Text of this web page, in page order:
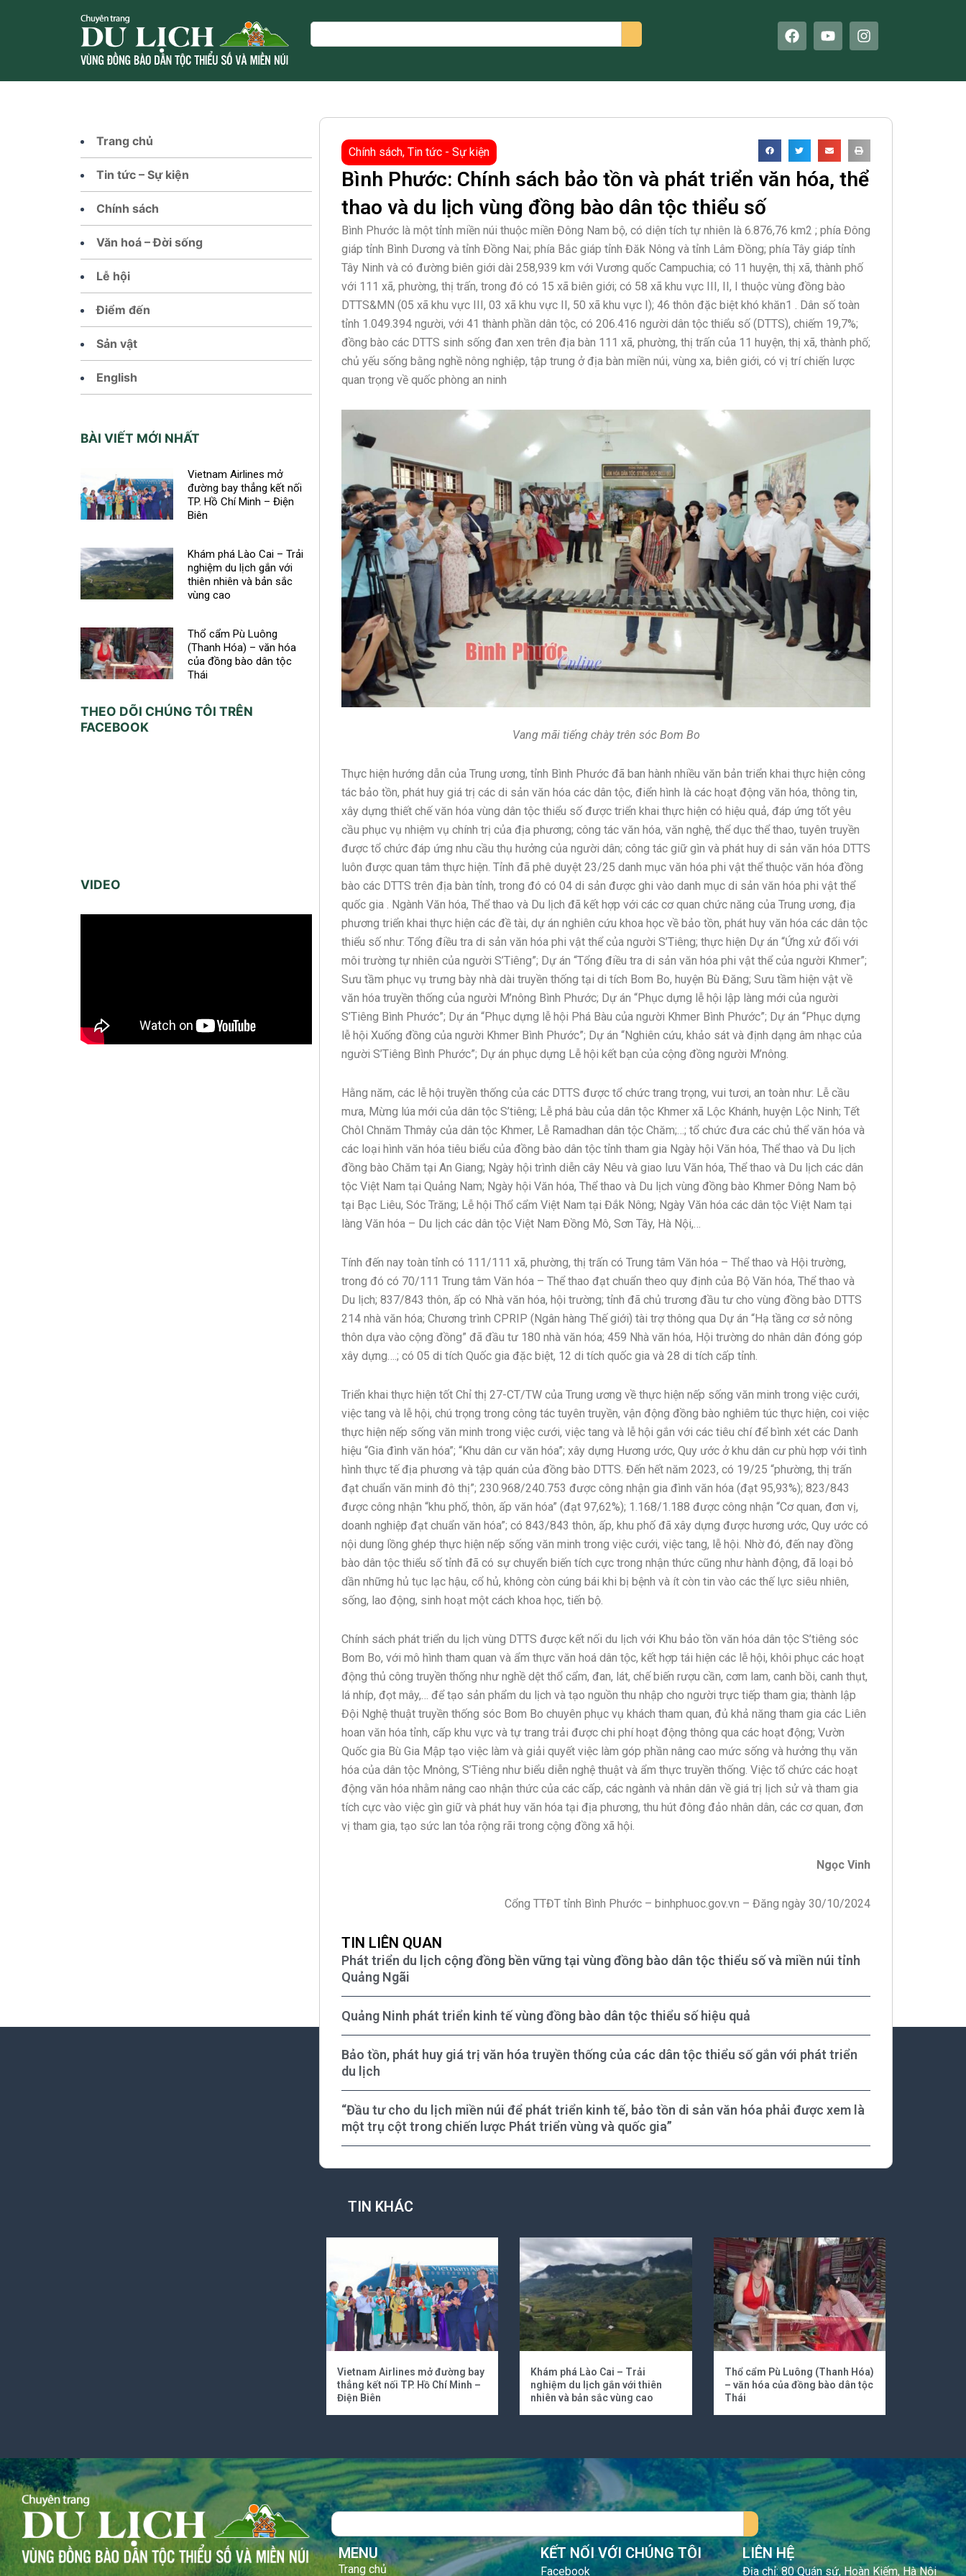
Search
F
a
b
o
Y
o
u
e
I
n
a
r
m
Trang chủ
Tin tức – Sự kiện
Chính sách
Văn hoá – Đời sống
Lễ hội
Điểm đến
Sản vật
English
BÀI VIẾT MỚI NHẤT
Vietnam Airlines mở
đường bay thẳng kết nối
TP. Hồ Chí Minh – Điện
Biên
Khám phá Lào Cai – Trải
nghiệm du lịch gắn với
thiên nhiên và bản sắc
vùng cao
Thổ cẩm Pù Luông
(Thanh Hóa) – văn hóa
của đồng bào dân tộc
Thái
THEO DÕI CHÚNG TÔI TRÊN
FACEBOOK
VIDEO
Chính sách, Tin tức - Sự kiện
Bình Phước: Chính sách bảo tồn và phát triển văn hóa, thể
thao và du lịch vùng đồng bào dân tộc thiểu số
Bình Phước là một tỉnh miền núi thuộc miền Đông Nam bộ, có diện tích tự nhiên là 6.876,76 km2 ; phía Đông
giáp tỉnh Bình Dương và tỉnh Đồng Nai; phía Bắc giáp tỉnh Đăk Nông và tỉnh Lâm Đồng; phía Tây giáp tỉnh
Tây Ninh và có đường biên giới dài 258,939 km với Vương quốc Campuchia; có 11 huyện, thị xã, thành phố
với 111 xã, phường, thị trấn, trong đó có 15 xã biên giới; có 58 xã khu vực III, II, I thuộc vùng đồng bào
DTTS&MN (05 xã khu vực III, 03 xã khu vực II, 50 xã khu vực I); 46 thôn đặc biệt khó khăn1 . Dân số toàn
tỉnh 1.049.394 người, với 41 thành phần dân tộc, có 206.416 người dân tộc thiểu số (DTTS), chiếm 19,7%;
đồng bào các DTTS sinh sống đan xen trên địa bàn 111 xã, phường, thị trấn của 11 huyện, thị xã, thành phố;
chủ yếu sống bằng nghề nông nghiệp, tập trung ở địa bàn miền núi, vùng xa, biên giới, có vị trí chiến lược
quan trọng về quốc phòng an ninh
Vang mãi tiếng chày trên sóc Bom Bo
Thực hiện hướng dẫn của Trung ương, tỉnh Bình Phước đã ban hành nhiều văn bản triển khai thực hiện công
tác bảo tồn, phát huy giá trị các di sản văn hóa các dân tộc, điển hình là các hoạt động văn hóa, thông tin,
xây dựng thiết chế văn hóa vùng dân tộc thiểu số được triển khai thực hiện có hiệu quả, đáp ứng tốt yêu
cầu phục vụ nhiệm vụ chính trị của địa phương; công tác văn hóa, văn nghệ, thể dục thể thao, tuyên truyền
được tổ chức đáp ứng nhu cầu thụ hưởng của người dân; công tác giữ gìn và phát huy di sản văn hóa DTTS
luôn được quan tâm thực hiện. Tỉnh đã phê duyệt 23/25 danh mục văn hóa phi vật thể thuộc văn hóa đồng
bào các DTTS trên địa bàn tỉnh, trong đó có 04 di sản được ghi vào danh mục di sản văn hóa phi vật thể
quốc gia . Ngành Văn hóa, Thể thao và Du lịch đã kết hợp với các cơ quan chức năng của Trung ương, địa
phương triển khai thực hiện các đề tài, dự án nghiên cứu khoa học về bảo tồn, phát huy văn hóa các dân tộc
thiểu số như: Tổng điều tra di sản văn hóa phi vật thể của người S’Tiêng; thực hiện Dự án “Ứng xử đối với
môi trường tự nhiên của người S’Tiêng”; Dự án “Tổng điều tra di sản văn hóa phi vật thể của người Khmer”;
Sưu tầm phục vụ trưng bày nhà dài truyền thống tại di tích Bom Bo, huyện Bù Đăng; Sưu tầm hiện vật về
văn hóa truyền thống của người M’nông Bình Phước; Dự án “Phục dựng lễ hội lập làng mới của người
S’Tiêng Bình Phước”; Dự án “Phục dựng lễ hội Phá Bàu của người Khmer Bình Phước”; Dự án “Phục dựng
lễ hội Xuống đồng của người Khmer Bình Phước”; Dự án “Nghiên cứu, khảo sát và định dạng âm nhạc của
người S’Tiêng Bình Phước”; Dự án phục dựng Lễ hội kết bạn của cộng đồng người M’nông.
Hằng năm, các lễ hội truyền thống của các DTTS được tổ chức trang trọng, vui tươi, an toàn như: Lễ cầu
mưa, Mừng lúa mới của dân tộc S’tiêng; Lễ phá bàu của dân tộc Khmer xã Lộc Khánh, huyện Lộc Ninh; Tết
Chôl Chnăm Thmây của dân tộc Khmer, Lễ Ramadhan dân tộc Chăm;…; tổ chức đưa các chủ thể văn hóa và
các loại hình văn hóa tiêu biểu của đồng bào dân tộc tỉnh tham gia Ngày hội Văn hóa, Thể thao và Du lịch
đồng bào Chăm tại An Giang; Ngày hội trình diễn cây Nêu và giao lưu Văn hóa, Thể thao và Du lịch các dân
tộc Việt Nam tại Quảng Nam; Ngày hội Văn hóa, Thể thao và Du lịch vùng đồng bào Khmer Đông Nam bộ
tại Bạc Liêu, Sóc Trăng; Lễ hội Thổ cẩm Việt Nam tại Đắk Nông; Ngày Văn hóa các dân tộc Việt Nam tại
làng Văn hóa – Du lịch các dân tộc Việt Nam Đồng Mô, Sơn Tây, Hà Nội,…
Tính đến nay toàn tỉnh có 111/111 xã, phường, thị trấn có Trung tâm Văn hóa – Thể thao và Hội trường,
trong đó có 70/111 Trung tâm Văn hóa – Thể thao đạt chuẩn theo quy định của Bộ Văn hóa, Thể thao và
Du lịch; 837/843 thôn, ấp có Nhà văn hóa, hội trường; tỉnh đã chủ trương đầu tư cho vùng đồng bào DTTS
214 nhà văn hóa; Chương trình CPRIP (Ngân hàng Thế giới) tài trợ thông qua Dự án “Hạ tầng cơ sở nông
thôn dựa vào cộng đồng” đã đầu tư 180 nhà văn hóa; 459 Nhà văn hóa, Hội trường do nhân dân đóng góp
xây dựng….; có 05 di tích Quốc gia đặc biệt, 12 di tích quốc gia và 28 di tích cấp tỉnh.
Triển khai thực hiện tốt Chỉ thị 27-CT/TW của Trung ương về thực hiện nếp sống văn minh trong việc cưới,
việc tang và lễ hội, chú trọng trong công tác tuyên truyền, vận động đồng bào nghiêm túc thực hiện, coi việc
thực hiện nếp sống văn minh trong việc cưới, việc tang và lễ hội gắn với các tiêu chí để bình xét các Danh
hiệu “Gia đình văn hóa”; “Khu dân cư văn hóa”; xây dựng Hương ước, Quy ước ở khu dân cư phù hợp với tình
hình thực tế địa phương và tập quán của đồng bào DTTS. Đến hết năm 2023, có 19/25 “phường, thị trấn
đạt chuẩn văn minh đô thị”; 230.968/240.753 được công nhận gia đình văn hóa (đạt 95,93%); 823/843
được công nhận “khu phố, thôn, ấp văn hóa” (đạt 97,62%); 1.168/1.188 được công nhận “Cơ quan, đơn vị,
doanh nghiệp đạt chuẩn văn hóa”; có 843/843 thôn, ấp, khu phố đã xây dựng được hương ước, Quy ước có
nội dung lồng ghép thực hiện nếp sống văn minh trong việc cưới, việc tang, lễ hội. Nhờ đó, đến nay đồng
bào dân tộc thiểu số tỉnh đã có sự chuyển biến tích cực trong nhận thức cũng như hành động, đã loại bỏ
dần những hủ tục lạc hậu, cổ hủ, không còn cúng bái khi bị bệnh và ít còn tin vào các thế lực siêu nhiên,
sống, lao động, sinh hoạt một cách khoa học, tiến bộ.
Chính sách phát triển du lịch vùng DTTS được kết nối du lịch với Khu bảo tồn văn hóa dân tộc S’tiêng sóc
Bom Bo, với mô hình tham quan và ẩm thực văn hoá dân tộc, kết hợp tái hiện các lễ hội, khôi phục các hoạt
động thủ công truyền thống như nghề dệt thổ cẩm, đan, lát, chế biến rượu cần, cơm lam, canh bồi, canh thụt,
lá nhíp, đọt mây,… để tạo sản phẩm du lịch và tạo nguồn thu nhập cho người trực tiếp tham gia; thành lập
Đội Nghệ thuật truyền thống sóc Bom Bo chuyên phục vụ khách tham quan, đủ khả năng tham gia các Liên
hoan văn hóa tỉnh, cấp khu vực và tự trang trải được chi phí hoạt động thông qua các hoạt động; Vườn
Quốc gia Bù Gia Mập tạo việc làm và giải quyết việc làm góp phần nâng cao mức sống và hưởng thụ văn
hóa của dân tộc Mnông, S’Tiêng như biểu diễn nghệ thuật và ẩm thực truyền thống. Việc tổ chức các hoạt
động văn hóa nhằm nâng cao nhận thức của các cấp, các ngành và nhân dân về giá trị lịch sử và tham gia
tích cực vào việc gìn giữ và phát huy văn hóa tại địa phương, thu hút đông đảo nhân dân, các cơ quan, đơn
vị tham gia, tạo sức lan tỏa rộng rãi trong cộng đồng xã hội.
Ngọc Vinh
Cổng TTĐT tỉnh Bình Phước – binhphuoc.gov.vn – Đăng ngày 30/10/2024
TIN LIÊN QUAN
Phát triển du lịch cộng đồng bền vững tại vùng đồng bào dân tộc thiểu số và miền núi tỉnh
Quảng Ngãi
Quảng Ninh phát triển kinh tế vùng đồng bào dân tộc thiểu số hiệu quả
Bảo tồn, phát huy giá trị văn hóa truyền thống của các dân tộc thiểu số gắn với phát triển
du lịch
“Đầu tư cho du lịch miền núi để phát triển kinh tế, bảo tồn di sản văn hóa phải được xem là
một trụ cột trong chiến lược Phát triển vùng và quốc gia”
TIN KHÁC
Vietnam Airlines mở đường bay
thẳng kết nối TP. Hồ Chí Minh –
Điện Biên
Khám phá Lào Cai – Trải
nghiệm du lịch gắn với thiên
nhiên và bản sắc vùng cao
Thổ cẩm Pù Luông (Thanh Hóa)
– văn hóa của đồng bào dân tộc
Thái
Search
MENU
Trang chủ
KẾT NỐI VỚI CHÚNG TÔI
Facebook
LIÊN HỆ
Địa chỉ: 80 Quán sứ, Hoàn Kiếm, Hà Nội